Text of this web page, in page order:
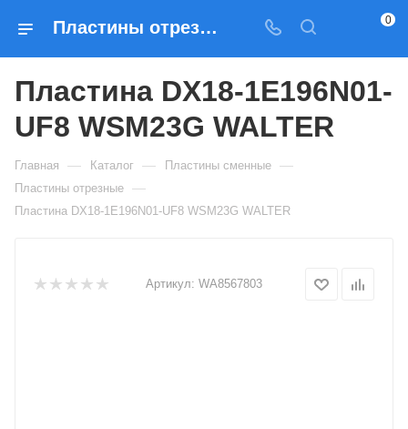
Пластины отрезные Пластина DX18-1E196N01-UF8 WSM23G WALTER — купить по выгодным ценам в Москве 0
Пластина DX18-1E196N01-
UF8 WSM23G WALTER
Главная — Каталог — Пластины сменные —
Пластины отрезные —
Пластина DX18-1E196N01-UF8 WSM23G WALTER
Артикул: WA8567803